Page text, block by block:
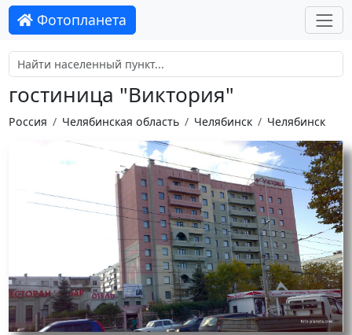
Фотопланета
гостиница "Виктория"
Россия Челябинская область Челябинск Челябинск